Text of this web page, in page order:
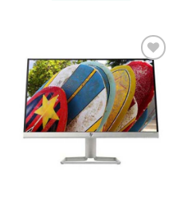
Add to
Wishlist